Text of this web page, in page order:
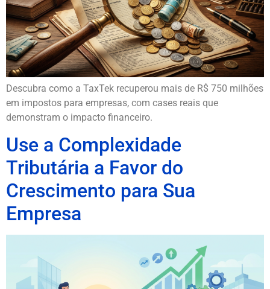
Descubra como a TaxTek recuperou mais de R$ 750 milhões
em impostos para empresas, com cases reais que
demonstram o impacto financeiro.
Use a Complexidade
Tributária a Favor do
Crescimento para Sua
Empresa